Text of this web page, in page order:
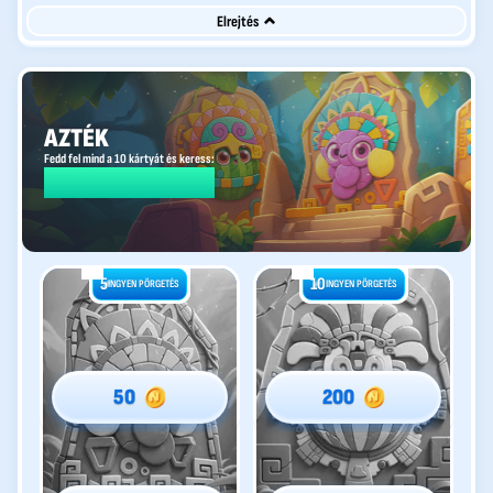
Elrejtés
AZTÉK
Fedd fel mind a 10 kártyát és keress:
800 €
5INGYEN PÖRGETÉS
5INGYEN PÖRGETÉS
50
10INGYEN PÖRGETÉS
10INGYEN PÖRGETÉS
200